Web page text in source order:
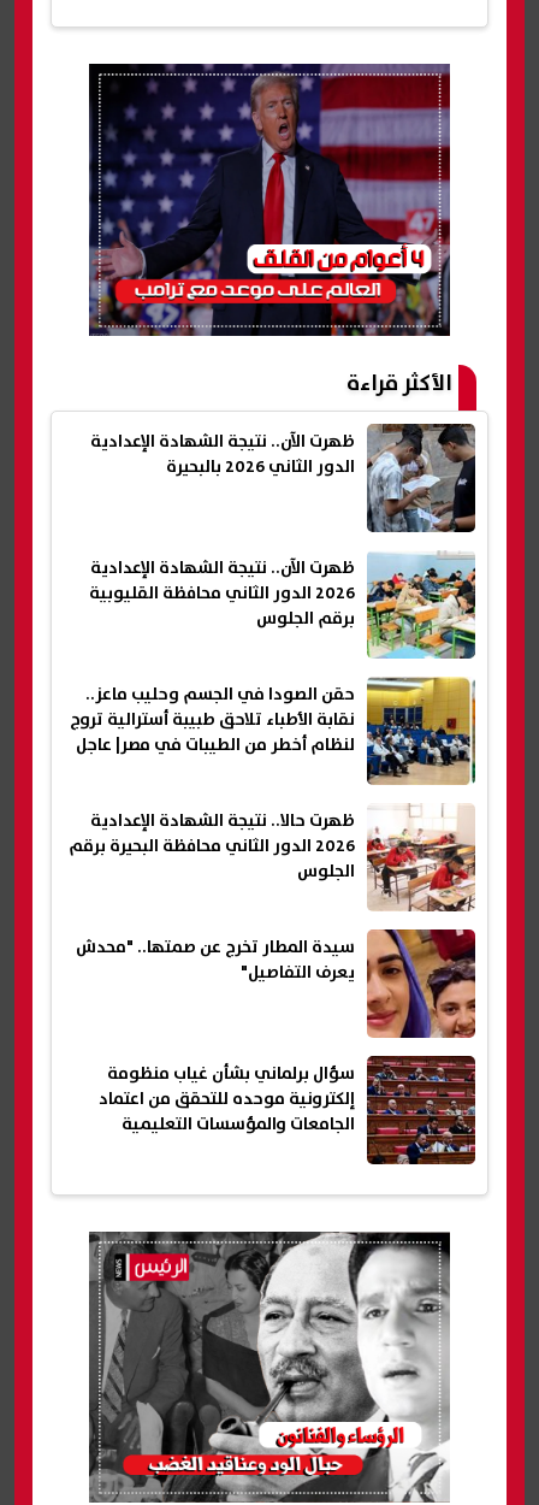
الأكثر قراءة
ظهرت الآن.. نتيجة الشهادة الإعدادية
الدور الثاني 2026 بالبحيرة
ظهرت الآن.. نتيجة الشهادة الإعدادية
2026 الدور الثاني محافظة القليوبية
برقم الجلوس
حقن الصودا في الجسم وحليب ماعز..
نقابة الأطباء تلاحق طبيبة أسترالية تروج
لنظام أخطر من الطيبات في مصر| عاجل
ظهرت حالا.. نتيجة الشهادة الإعدادية
2026 الدور الثاني محافظة البحيرة برقم
الجلوس
سيدة المطار تخرج عن صمتها.. "محدش
يعرف التفاصيل"
سؤال برلماني بشأن غياب منظومة
إلكترونية موحده للتحقق من اعتماد
الجامعات والمؤسسات التعليمية